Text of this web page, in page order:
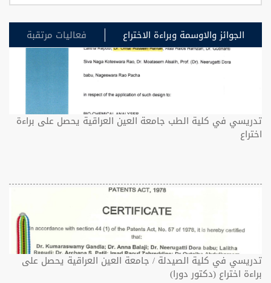
الجوائز والاوسمة وبراءة الاختراع فعاليات مرتقبة
تدريسي في كلية الطب جامعة العين العراقية يحصل على براءة
اختراع
تدريسي في كلية الصيدلة / جامعة العين العراقية يحصل على
براءة اختراع (دكتور دورا)